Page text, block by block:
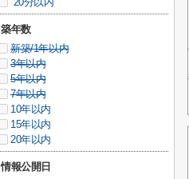
築年数
新築/1年以内
3年以内
5年以内
7年以内
10年以内
15年以内
20年以内
情報公開日